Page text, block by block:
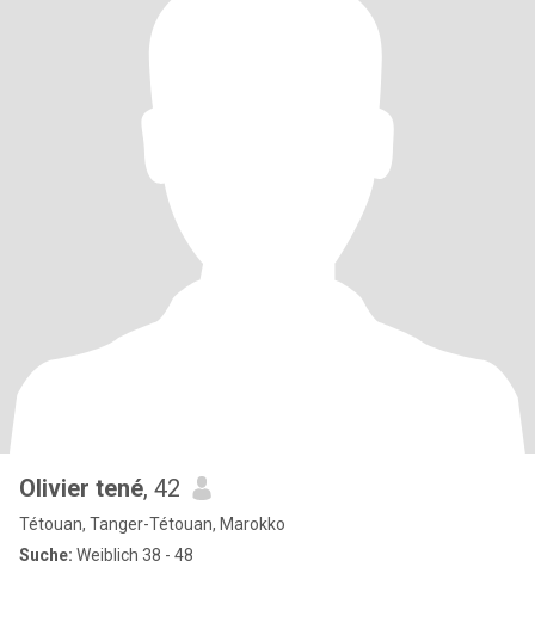
Olivier tené, 42
Tétouan, Tanger-Tétouan, Marokko
Suche: Weiblich 38 - 48